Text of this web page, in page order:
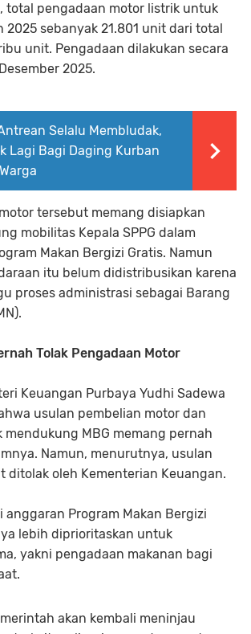
total pengadaan motor listrik untuk
sebanyak 21.801 unit dari total
unit. Pengadaan dilakukan secara
2025.
Selalu Membludak,
Lagi Bagi Daging Kurban
tersebut memang disiapkan
mobilitas Kepala SPPG dalam
Makan Bergizi Gratis. Namun
itu belum didistribusikan karena
proses administrasi sebagai Barang
Tolak Pengadaan Motor
Keuangan Purbaya Yudhi Sadewa
usulan pembelian motor dan
MBG memang pernah
Namun, menurutnya, usulan
ditolak oleh Kementerian Keuangan.
anggaran Program Makan Bergizi
lebih diprioritaskan untuk
yakni pengadaan makanan bagi
akan kembali meninjau